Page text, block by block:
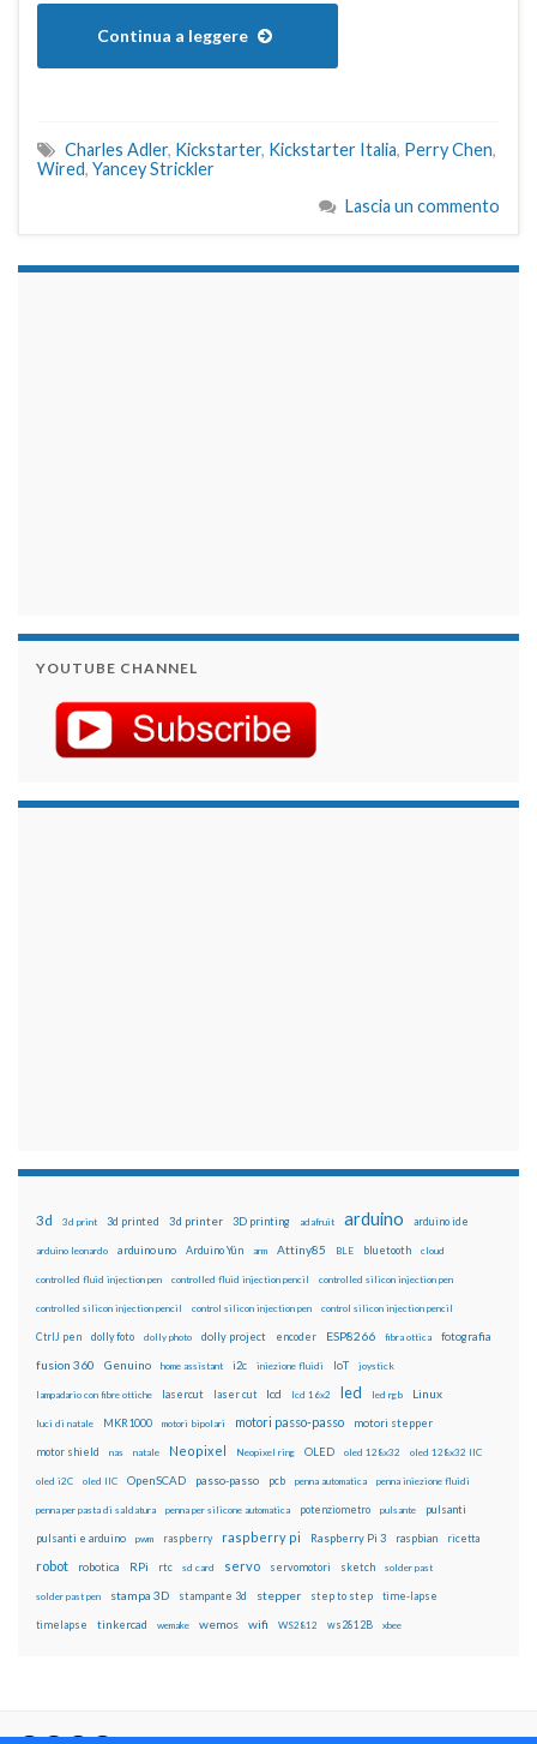
Continua a leggere
Charles Adler, Kickstarter, Kickstarter Italia, Perry Chen,
Wired, Yancey Strickler
Lascia un commento
YOUTUBE CHANNEL
3d 3d print 3d printed 3d printer 3D printing adafruit arduino arduino ide
arduino leonardo arduino uno Arduino Yún arm Attiny85 BLE bluetooth cloud
controlled fluid injection pen controlled fluid injection pencil controlled silicon injection pen
controlled silicon injection pencil control silicon injection pen control silicon injection pencil
CtrlJ pen dolly foto dolly photo dolly project encoder ESP8266 fibra ottica fotografia
fusion 360 Genuino home assistant i2c iniezione fluidi IoT joystick
lampadario con fibre ottiche lasercut laser cut lcd lcd 16x2 led led rgb Linux
luci di natale MKR1000 motori bipolari motori passo-passo motori stepper
motor shield nas natale Neopixel Neopixel ring OLED oled 128x32 oled 128x32 IIC
oled i2C oled IIC OpenSCAD passo-passo pcb penna automatica penna iniezione fluidi
penna per pasta di saldatura penna per silicone automatica potenziometro pulsante pulsanti
pulsanti e arduino pwm raspberry raspberry pi Raspberry Pi 3 raspbian ricetta
robot robotica RPi rtc sd card servo servomotori sketch solder past
solder past pen stampa 3D stampante 3d stepper step to step time-lapse
timelapse tinkercad wemake wemos wifi WS2812 ws2812B xbee